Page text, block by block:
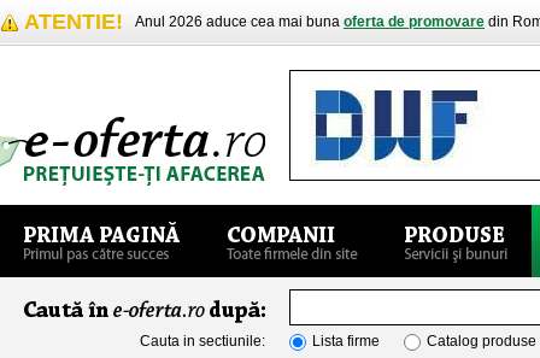
ATENTIE! Anul 2026 aduce cea mai buna oferta de promovare din
Cauta in sectiunile: Lista firme Catalog produse